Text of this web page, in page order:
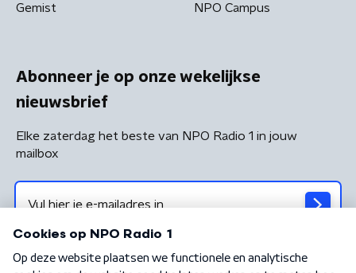
Gemist NPO Campus
Abonneer je op onze wekelijkse
nieuwsbrief
Elke zaterdag het beste van NPO Radio 1 in jouw
mailbox